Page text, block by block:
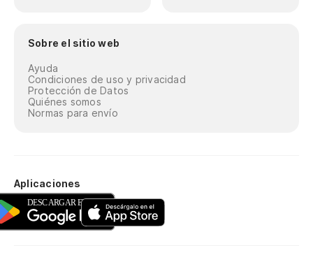
Sobre el sitio web
Ayuda
Condiciones de uso y privacidad
Protección de Datos
Quiénes somos
Normas para envío
Aplicaciones